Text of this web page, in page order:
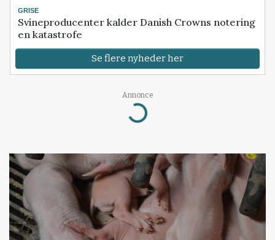
GRISE
Svineproducenter kalder Danish Crowns notering
en katastrofe
Se flere nyheder her
Annonce
Loading...